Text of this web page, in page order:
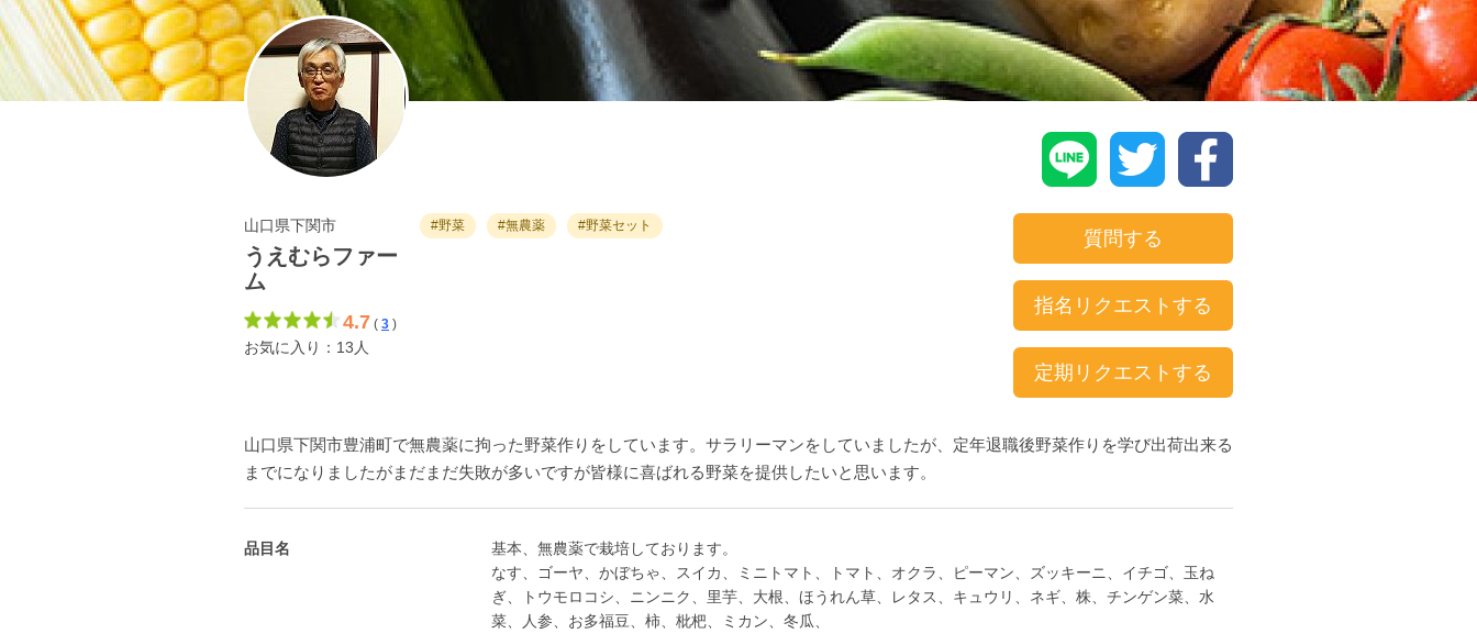
山口県下関市
うえむらファー
ム
4.7 ( 3 )
お気に入り：13人
#野菜 #無農薬 #野菜セット
質問する
指名リクエストする
定期リクエストする
山口県下関市豊浦町で無農薬に拘った野菜作りをしています。サラリーマンをしていましたが、定年退職後野菜作りを学び出荷出来る
までになりましたがまだまだ失敗が多いですが皆様に喜ばれる野菜を提供したいと思います。
品目名
基本、無農薬で栽培しております。
なす、ゴーヤ、かぼちゃ、スイカ、ミニトマト、トマト、オクラ、ピーマン、ズッキーニ、イチゴ、玉ね
ぎ、トウモロコシ、ニンニク、里芋、大根、ほうれん草、レタス、キュウリ、ネギ、株、チンゲン菜、水
菜、人参、お多福豆、柿、枇杷、ミカン、冬瓜、